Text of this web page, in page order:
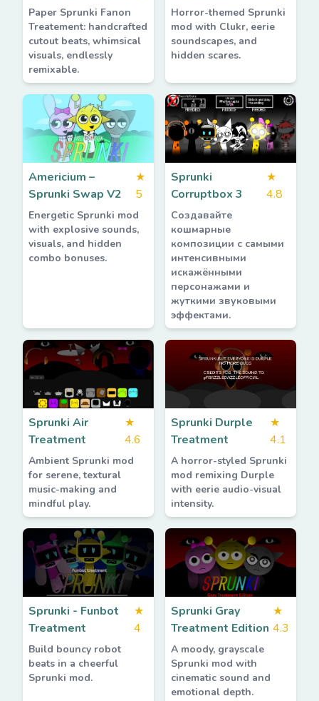
Paper Sprunki Fanon
Treatement: handcrafted
cutout beats, whimsical
visuals, endlessly
remixable.
Horror-themed Sprunki
mod with Clukr, eerie
soundscapes, and
hidden scares.
Americium –
Sprunki Swap V2
★
5
Energetic Sprunki mod
with explosive sounds,
visuals, and hidden
combo bonuses.
Sprunki
Corruptbox 3
★
4.8
Создавайте
кошмарные
композиции с самыми
интенсивными
искажёнными
персонажами и
жуткими звуковыми
эффектами.
Sprunki Air
Treatment
★
4.6
Ambient Sprunki mod
for serene, textural
music-making and
mindful play.
Sprunki Durple
Treatment
★
4.1
A horror-styled Sprunki
mod remixing Durple
with eerie audio-visual
intensity.
Sprunki - Funbot
Treatment
★
4
Build bouncy robot
beats in a cheerful
Sprunki mod.
Sprunki Gray
Treatment Edition
★
4.3
A moody, grayscale
Sprunki mod with
cinematic sound and
emotional depth.